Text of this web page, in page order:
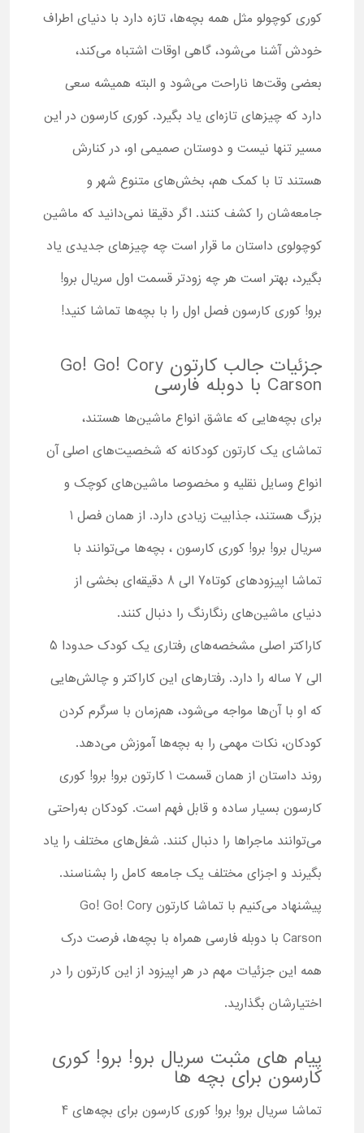
کوری کوچولو مثل همه بچه‌ها، تازه دارد با دنیای اطراف
خودش آشنا می‌شود، گاهی اوقات اشتباه می‌کند،
بعضی وقت‌ها ناراحت می‌شود و البته همیشه سعی
دارد که چیزهای تازه‌ای یاد بگیرد. کوری کارسون در این
مسیر تنها نیست و دوستان صمیمی او، در کنارش
هستند تا با کمک هم، بخش‌های متنوع شهر و
جامعه‌شان را کشف کنند. اگر دقیقا نمی‌دانید که ماشین
کوچولوی داستان ما قرار است چه چیزهای جدیدی یاد
بگیرد، بهتر است هر چه زودتر قسمت اول سریال برو!
برو! کوری کارسون فصل اول را با بچه‌ها تماشا کنید!
جزئیات جالب کارتون Go! Go! Cory
Carson با دوبله فارسی
برای بچه‌هایی که عاشق انواع ماشین‌ها هستند،
تماشای یک کارتون کودکانه که شخصیت‌های اصلی آن
انواع وسایل نقلیه و مخصوصا ماشین‌های کوچک و
بزرگ هستند، جذابیت زیادی دارد. از همان فصل 1
سریال برو! برو! کوری کارسون ، بچه‌ها می‌توانند با
تماشا اپیزودهای کوتاه7 الی 8 دقیقه‌ای بخشی از
دنیای ماشین‌های رنگارنگ را دنبال کنند.
کاراکتر اصلی مشخصه‌های رفتاری یک کودک حدودا 5
الی 7 ساله را دارد. رفتارهای این کاراکتر و چالش‌هایی
که او با آن‌ها مواجه می‌شود، هم‌زمان با سرگرم کردن
کودکان، نکات مهمی را به بچه‌ها آموزش می‌دهد.
روند داستان از همان قسمت 1 کارتون برو! برو! کوری
کارسون بسیار ساده و قابل فهم است. کودکان به‌راحتی
می‌توانند ماجراها را دنبال کنند. شغل‌های مختلف را یاد
بگیرند و اجزای مختلف یک جامعه کامل را بشناسند.
پیشنهاد می‌کنیم با تماشا کارتون Go! Go! Cory
Carson با دوبله فارسی همراه با بچه‌ها، فرصت درک
همه این جزئیات مهم در هر اپیزود از این کارتون را در
اختیارشان بگذارید.
پیام های مثبت سریال برو! برو! کوری
کارسون برای بچه ها
تماشا سریال برو! برو! کوری کارسون برای بچه‌های 4